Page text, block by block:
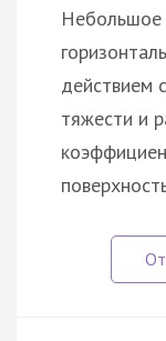
Небольшое
действием
тяжести и